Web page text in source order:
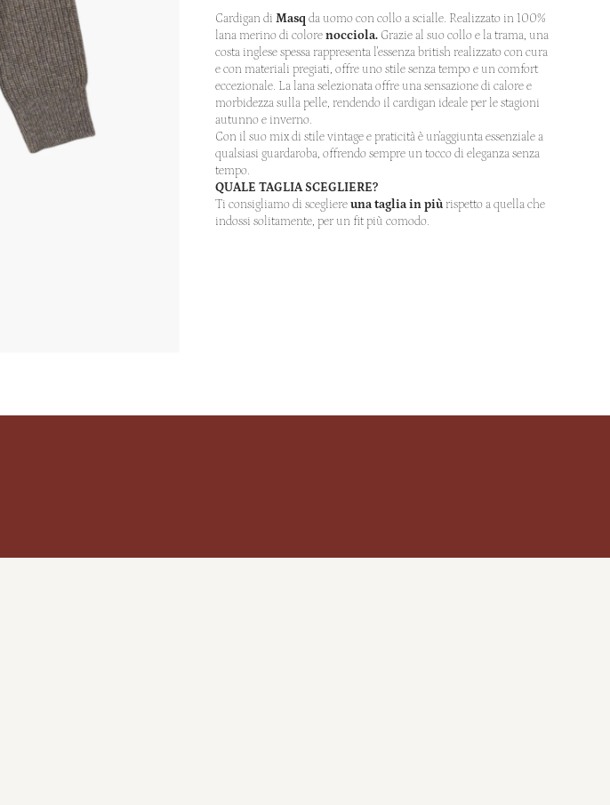
Cardigan diMasqda uomo con collo a scialle. Realizzato in 100%
lana merino di colorenocciola. Grazie al suo collo e la trama, una
costa inglese spessa rappresenta l'essenza british realizzato con cura
e con materiali pregiati, offre uno stile senza tempo e un comfort
eccezionale. La lanaselezionata offre una sensazione di calore e
morbidezza sulla pelle, rendendo il cardigan ideale per le stagioni
autunno e inverno.
Con il suo mix di stile vintage e praticità è un'aggiunta essenziale a
qualsiasi guardaroba, offrendo sempre un tocco di eleganza senza
tempo.
QUALE TAGLIA SCEGLIERE?
Ti consigliamo di scegliereuna taglia in più rispetto a quella che
indossi solitamente, per un fit più comodo.